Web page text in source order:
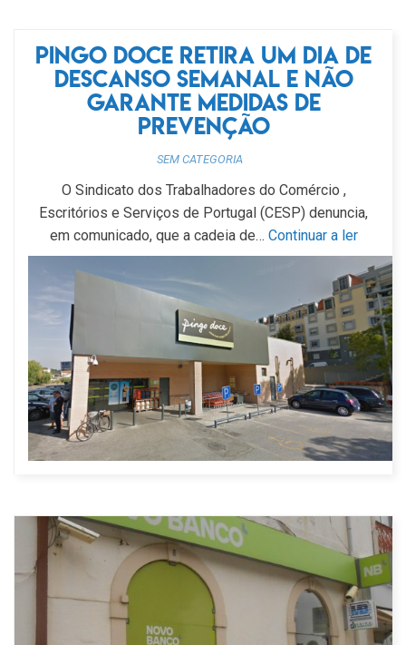
Pingo Doce retira um dia de
descanso semanal e não
garante medidas de
prevenção
SEM CATEGORIA
O Sindicato dos Trabalhadores do Comércio ,
Escritórios e Serviços de Portugal (CESP) denuncia,
em comunicado, que a cadeia de… Continuar a ler